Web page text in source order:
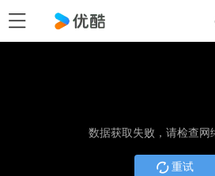
数据获取失败，请检查网
重试